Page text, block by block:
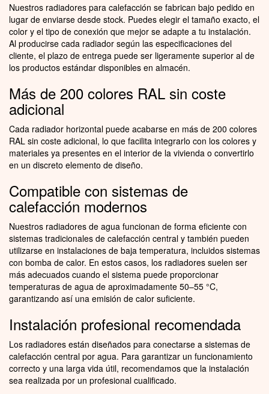
Nuestros radiadores para calefacción se fabrican bajo pedido en
lugar de enviarse desde stock. Puedes elegir el tamaño exacto, el
color y el tipo de conexión que mejor se adapte a tu instalación.
Al producirse cada radiador según las especificaciones del
cliente, el plazo de entrega puede ser ligeramente superior al de
los productos estándar disponibles en almacén.
Más de 200 colores RAL sin coste
adicional
Cada radiador horizontal puede acabarse en más de 200 colores
RAL sin coste adicional, lo que facilita integrarlo con los colores y
materiales ya presentes en el interior de la vivienda o convertirlo
en un discreto elemento de diseño.
Compatible con sistemas de
calefacción modernos
Nuestros radiadores de agua funcionan de forma eficiente con
sistemas tradicionales de calefacción central y también pueden
utilizarse en instalaciones de baja temperatura, incluidos sistemas
con bomba de calor. En estos casos, los radiadores suelen ser
más adecuados cuando el sistema puede proporcionar
temperaturas de agua de aproximadamente 50–55 °C,
garantizando así una emisión de calor suficiente.
Instalación profesional recomendada
Los radiadores están diseñados para conectarse a sistemas de
calefacción central por agua. Para garantizar un funcionamiento
correcto y una larga vida útil, recomendamos que la instalación
sea realizada por un profesional cualificado.